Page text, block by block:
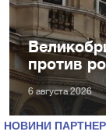
против
6 августа 2026